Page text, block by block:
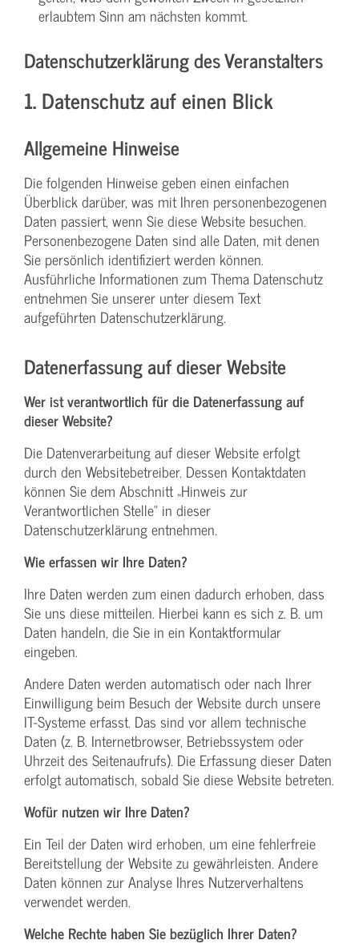
erlaubtem Sinn am nächsten kommt.
Datenschutzerklärung des Veranstalters
1. Datenschutz auf einen Blick
Allgemeine Hinweise
Die folgenden Hinweise geben einen einfachen
Überblick darüber, was mit Ihren personenbezogenen
Daten passiert, wenn Sie diese Website besuchen.
Personenbezogene Daten sind alle Daten, mit denen
Sie persönlich identifiziert werden können.
Ausführliche Informationen zum Thema Datenschutz
entnehmen Sie unserer unter diesem Text
aufgeführten Datenschutzerklärung.
Datenerfassung auf dieser Website
Wer ist verantwortlich für die Datenerfassung auf
dieser Website?
Die Datenverarbeitung auf dieser Website erfolgt
durch den Websitebetreiber. Dessen Kontaktdaten
können Sie dem Abschnitt „Hinweis zur
Verantwortlichen Stelle“ in dieser
Datenschutzerklärung entnehmen.
Wie erfassen wir Ihre Daten?
Ihre Daten werden zum einen dadurch erhoben, dass
Sie uns diese mitteilen. Hierbei kann es sich z. B. um
Daten handeln, die Sie in ein Kontaktformular
eingeben.
Andere Daten werden automatisch oder nach Ihrer
Einwilligung beim Besuch der Website durch unsere
IT-Systeme erfasst. Das sind vor allem technische
Daten (z. B. Internetbrowser, Betriebssystem oder
Uhrzeit des Seitenaufrufs). Die Erfassung dieser Daten
erfolgt automatisch, sobald Sie diese Website betreten.
Wofür nutzen wir Ihre Daten?
Ein Teil der Daten wird erhoben, um eine fehlerfreie
Bereitstellung der Website zu gewährleisten. Andere
Daten können zur Analyse Ihres Nutzerverhaltens
verwendet werden.
Welche Rechte haben Sie bezüglich Ihrer Daten?